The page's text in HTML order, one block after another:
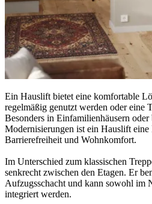
Ein Hauslift bietet eine komfortable
regelmäßig genutzt werden oder eine
Besonders in Einfamilienhäusern oder
Modernisierungen ist ein Hauslift
Barrierefreiheit und Wohnkomfort.
Im Unterschied zum klassischen
senkrecht zwischen den Etagen. Er
Aufzugsschacht und kann sowohl im
integriert werden.